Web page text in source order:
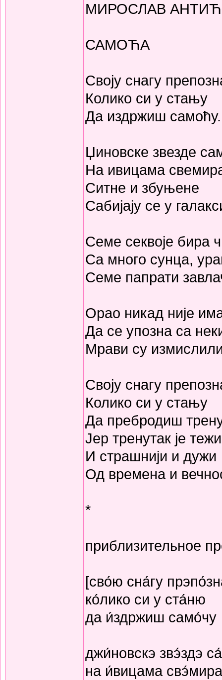
МИРОСЛАВ АНТИЋ
САМОЋА
Своју снагу
Колико си у стању
Да издржиш самоћу.
Џиновске звезде
На ивицама
Ситне и збуњене
Сабијају се у
Семе секвоје бира
Са много сунца,
Семе папрати
Орао никад није
Да се упозна са
Мрави су
Своју снагу
Колико си у стању
Да пребродиш
Јер тренутак је тежи
И страшнији и дужи
Од времена и
*
приблизительное
[сво́ю сна́гу
ко́лико си у ста́ню
да и́здржиш само́чу
джи́новскэ звэ́здэ
на и́вицама свэ́мира